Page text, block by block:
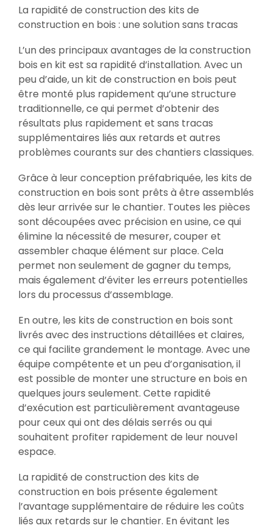
La rapidité de construction des kits de
construction en bois : une solution sans tracas
L’un des principaux avantages de la construction
bois en kit est sa rapidité d’installation. Avec un
peu d’aide, un kit de construction en bois peut
être monté plus rapidement qu’une structure
traditionnelle, ce qui permet d’obtenir des
résultats plus rapidement et sans tracas
supplémentaires liés aux retards et autres
problèmes courants sur des chantiers classiques.
Grâce à leur conception préfabriquée, les kits de
construction en bois sont prêts à être assemblés
dès leur arrivée sur le chantier. Toutes les pièces
sont découpées avec précision en usine, ce qui
élimine la nécessité de mesurer, couper et
assembler chaque élément sur place. Cela
permet non seulement de gagner du temps,
mais également d’éviter les erreurs potentielles
lors du processus d’assemblage.
En outre, les kits de construction en bois sont
livrés avec des instructions détaillées et claires,
ce qui facilite grandement le montage. Avec une
équipe compétente et un peu d’organisation, il
est possible de monter une structure en bois en
quelques jours seulement. Cette rapidité
d’exécution est particulièrement avantageuse
pour ceux qui ont des délais serrés ou qui
souhaitent profiter rapidement de leur nouvel
espace.
La rapidité de construction des kits de
construction en bois présente également
l’avantage supplémentaire de réduire les coûts
liés aux retards sur le chantier. En évitant les